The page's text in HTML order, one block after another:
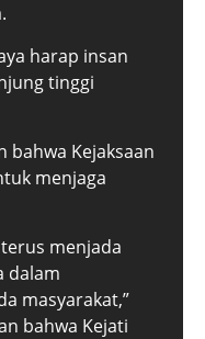
harap insan
tinggi
bahwa Kejaksaan
menjaga
menjada
dalam
masyarakat,”
bahwa Kejati